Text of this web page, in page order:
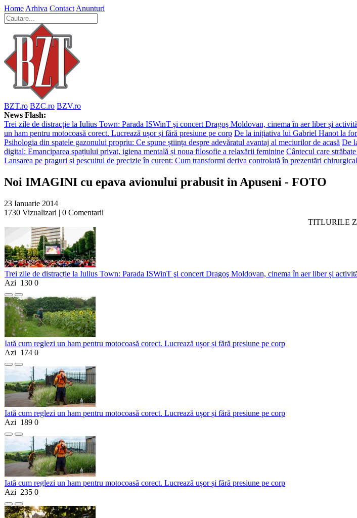
Home Arhiva Contact Anunturi
BZT.ro BZC.ro BZV.ro
News Flash:
Trei zile de distracție la Iulius Town: Parada ISWinT şi concert Dragoş Moldovan, cinema în aer liber și
un ham pentru motocoasă corect. Lucrează ușor și fără presiune pe corp De la inițiativa lui Gabriel Hanot la
Psihologia din spatele gazonului propriu: Ce spune știința despre adevăratul avantaj al meciurilor de acasă De
digital: Emanciparea spațiului privat, igiena mentală și noua filosofie a relaxării feminine Cântecul care
Lansarea pe praguri și pescuitul de precizie în curent: Cum transformi deriva controlată în prezentări
Noi IMAGINI cu epava avionului prabusit in Apuseni - FOTO
23 Ianuarie 2014
1730 Vizualizari | 0 Comentarii
TITLURILE
Trei zile de distracție la Iulius Town: Parada ISWinT şi concert Dragoş Moldovan, cinema în aer liber și
Azi 130 0
Iată cum reglezi un ham pentru motocoasă corect. Lucrează ușor și fără presiune pe corp
Azi 174 0
Iată cum reglezi un ham pentru motocoasă corect. Lucrează ușor și fără presiune pe corp
Azi 189 0
Iată cum reglezi un ham pentru motocoasă corect. Lucrează ușor și fără presiune pe corp
Azi 235 0